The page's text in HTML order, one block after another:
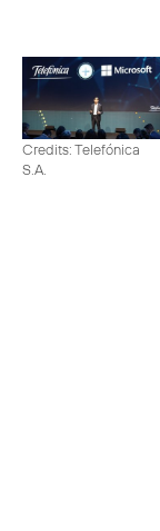
Credits: Telefónica
S.A.